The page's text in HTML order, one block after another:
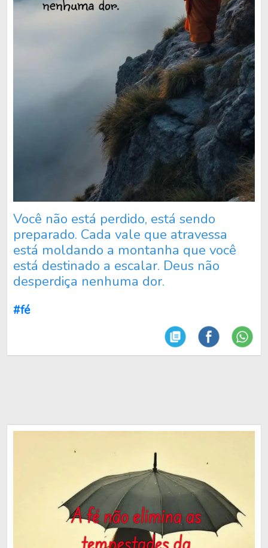
Você não está perdido, está sendo
preparado. Cada vale que atravessa
está moldando a montanha que você
está destinado a escalar. Deus não
desperdiça nenhuma dor.
#fé